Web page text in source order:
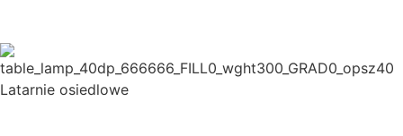
Latarnie osiedlowe